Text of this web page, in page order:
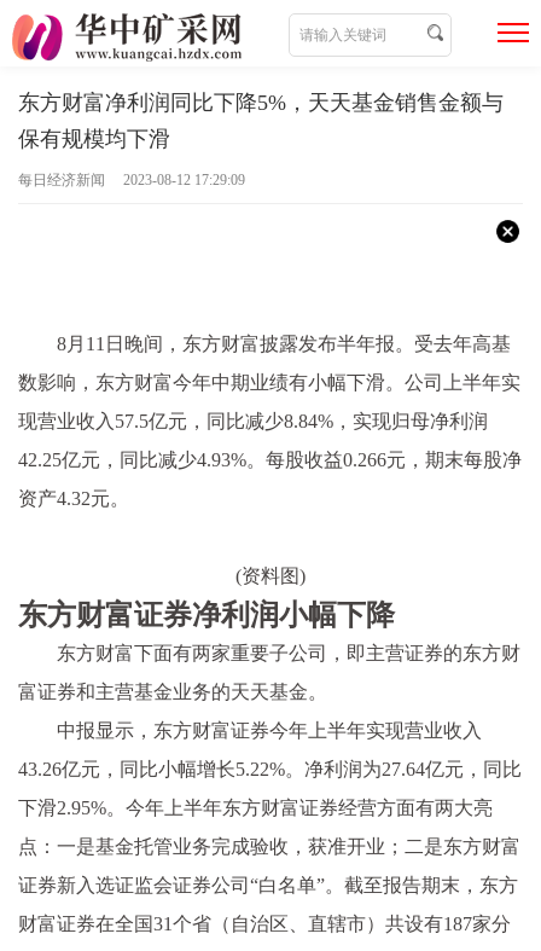
东方财富净利润同比下降5%，天天基金销售金额与
保有规模均下滑
每日经济新闻 2023-08-12 17:29:09
8月11日晚间，东方财富披露发布半年报。受去年高基
数影响，东方财富今年中期业绩有小幅下滑。公司上半年实
现营业收入57.5亿元，同比减少8.84%，实现归母净利润
42.25亿元，同比减少4.93%。每股收益0.266元，期末每股净
资产4.32元。
(资料图)
东方财富证券净利润小幅下降
东方财富下面有两家重要子公司，即主营证券的东方财
富证券和主营基金业务的天天基金。
中报显示，东方财富证券今年上半年实现营业收入
43.26亿元，同比小幅增长5.22%。净利润为27.64亿元，同比
下滑2.95%。今年上半年东方财富证券经营方面有两大亮
点：一是基金托管业务完成验收，获准开业；二是东方财富
证券新入选证监会证券公司“白名单”。截至报告期末，东方
财富证券在全国31个省（自治区、直辖市）共设有187家分